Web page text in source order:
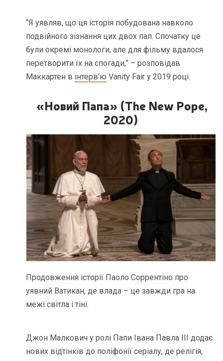
“Я уявляв, що ця історія побудована навколо
подвійного зізнання цих двох пап. Спочатку це
були окремі монологи, але для фільму вдалося
перетворити їх на спогади,” – розповідав
Маккартен в інтерв’ю Vanity Fair у 2019 році.
«Новий Папа» (The New Pope,
2020)
Продовження історії Паоло Соррентіно про
уявний Ватикан, де влада – це завжди гра на
межі світла і тіні.
Джон Малкович у ролі Папи Івана Павла III додає
нових відтінків до поліфонії серіалу, де релігія,